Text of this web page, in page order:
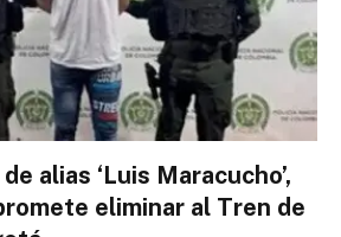
alias ‘Luis Maracucho’,
eliminar al Tren de